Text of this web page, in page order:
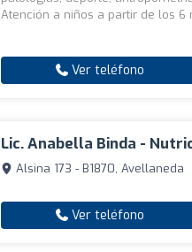
Atención a niños a partir de los 6
Ver teléfono
Lic. Anabella Binda -
Alsina 173 - B1870, Avellaneda
Ver teléfono